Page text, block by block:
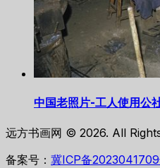
中国老照片-工人使用公
远方书画网 © 2026. All
备案号： 冀ICP备